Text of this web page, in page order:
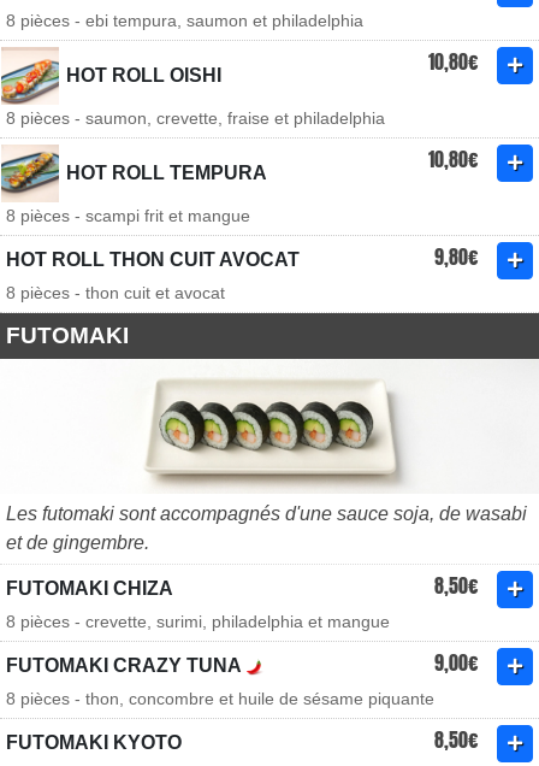
8 pièces - ebi tempura, saumon et philadelphia
HOT ROLL OISHI 10,80€
8 pièces - saumon, crevette, fraise et philadelphia
HOT ROLL TEMPURA 10,80€
8 pièces - scampi frit et mangue
HOT ROLL THON CUIT AVOCAT 9,80€
8 pièces - thon cuit et avocat
FUTOMAKI
Les futomaki sont accompagnés d'une sauce soja, de wasabi
et de gingembre.
FUTOMAKI CHIZA 8,50€
8 pièces - crevette, surimi, philadelphia et mangue
FUTOMAKI CRAZY TUNA 9,00€
8 pièces - thon, concombre et huile de sésame piquante
FUTOMAKI KYOTO 8,50€